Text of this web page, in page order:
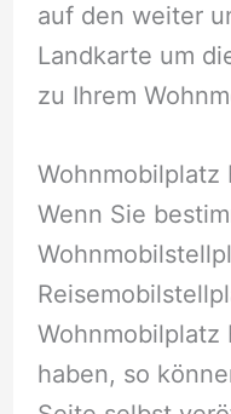
auf den weiter
Landkarte um
zu Ihrem
Wohnmobilplatz
Wenn Sie
Wohnmobilplatz
haben, so